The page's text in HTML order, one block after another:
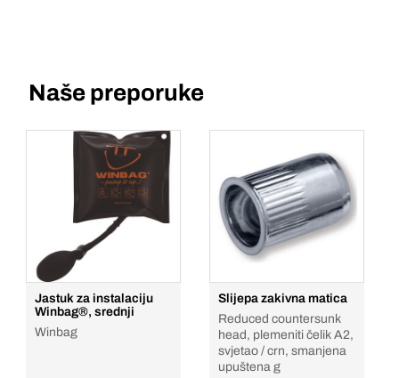
Naše preporuke
Jastuk za instalaciju
Winbag®, srednji
Winbag
Slijepa zakivna matica
Reduced countersunk
head, plemeniti čelik A2,
svjetao / crn, smanjena
upuštena g